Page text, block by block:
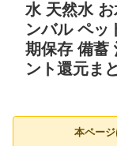
水 天然水
ンバル ペッ
期保存 備蓄
ント還元ま
本ペー